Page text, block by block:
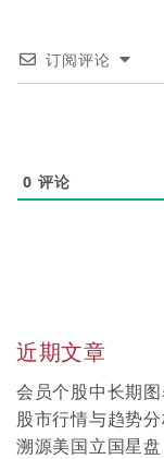
订阅评论
0 评论
近期文章
会员个股中长期图
股市行情与趋势
溯源美国立国星